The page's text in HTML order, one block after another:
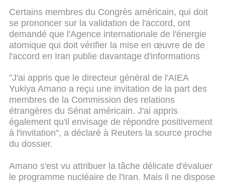
Certains membres du Congrès américain, qui doit
se prononcer sur la validation de l'accord, ont
demandé que l'Agence internationale de l'énergie
atomique qui doit vérifier la mise en œuvre de de
l'accord en Iran publie davantage d'informations
"J'ai appris que le directeur général de l'AIEA
Yukiya Amano a reçu une invitation de la part des
membres de la Commission des relations
étrangères du Sénat américain. J'ai appris
également qu'il envisage de répondre positivement
à l'invitation", a déclaré à Reuters la source proche
du dossier.
Amano s'est vu attribuer la tâche délicate d'évaluer
le programme nucléaire de l'Iran. Mais il ne dispose